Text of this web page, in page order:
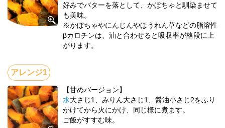
好みでバターを落として、かぼちゃと馴染ませて
も美味。
※かぼちゃやにんじんやほうれん草などの脂溶性
βカロチンは、油と合わせると吸収率が格段に上
がります。
【甘めバージョン】
水大さじ1、みりん大さじ1、醤油小さじ2をふり
かけてから火にかけ、同じ様に煮ます。
ご飯がすすむ味。